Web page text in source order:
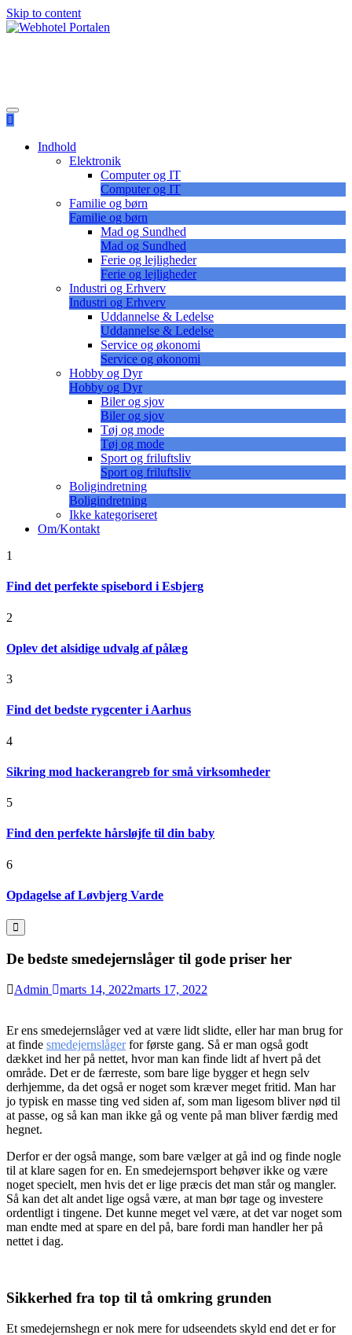
Skip to content
Indhold
Elektronik
Computer og IT
Computer og IT
Familie og børn
Familie og børn
Mad og Sundhed
Mad og Sundhed
Ferie og lejligheder
Ferie og lejligheder
Industri og Erhverv
Industri og Erhverv
Uddannelse & Ledelse
Uddannelse & Ledelse
Service og økonomi
Service og økonomi
Hobby og Dyr
Hobby og Dyr
Biler og sjov
Biler og sjov
Tøj og mode
Tøj og mode
Sport og friluftsliv
Sport og friluftsliv
Boligindretning
Boligindretning
Ikke kategoriseret
Om/Kontakt
1
Find det perfekte spisebord i Esbjerg
2
Oplev det alsidige udvalg af pålæg
3
Find det bedste rygcenter i Aarhus
4
Sikring mod hackerangreb for små virksomheder
5
Find den perfekte hårsløjfe til din baby
6
Opdagelse af Løvbjerg Varde
De bedste smedejernslåger til gode priser her
Admin marts 14, 2022marts 17, 2022
Er ens smedejernslåger ved at være lidt slidte, eller har man brug for
at finde smedejernslågerfor første gang. Så er man også godt
dækket ind her på nettet, hvor man kan finde lidt af hvert på det
område. Det er de færreste, som bare lige bygger et hegn selv
derhjemme, da det også er noget som kræver meget fritid. Man har
jo typisk en masse ting ved siden af, som man ligesom bliver nød til
at passe, og så kan man ikke gå og vente på man bliver færdig med
hegnet.
Derfor er der også mange, som bare vælger at gå ind og finde nogle
til at klare sagen for en. En smedejernsport behøver ikke og være
noget specielt, men hvis det er lige præcis det man står og mangler.
Så kan det alt andet lige også være, at man bør tage og investere
ordentligt i tingene. Det kunne meget vel være, at det var noget som
man endte med at spare en del på, bare fordi man handler her på
nettet i dag.
Sikkerhed fra top til tå omkring grunden
Et smedejernshegn er nok mere for udseendets skyld end det er for